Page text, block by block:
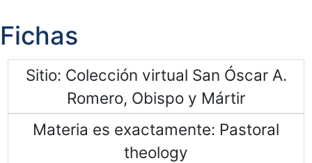
Fichas
Sitio Colección virtual San Óscar A.
Romero, Obispo y Mártir
Materia es exactamente Pastoral
theology